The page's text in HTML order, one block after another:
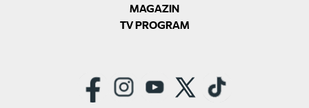
MAGAZIN
TV PROGRAM